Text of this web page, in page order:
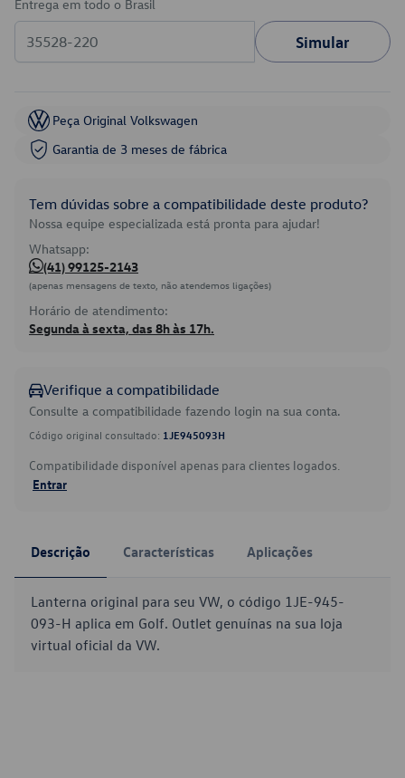
Entrega em todo o Brasil
Simular
Peça Original Volkswagen
Garantia de 3 meses de fábrica
Tem dúvidas sobre a compatibilidade deste produto?
Nossa equipe especializada está pronta para ajudar!
Whatsapp:
(41) 99125-2143
(apenas mensagens de texto, não atendemos ligações)
Horário de atendimento:
Segunda à sexta, das 8h às 17h.
Verifique a compatibilidade
Consulte a compatibilidade fazendo login na sua conta.
Código original consultado: 1JE945093H
Compatibilidade disponível apenas para clientes logados.
Entrar
Descrição Características Aplicações
Lanterna original para seu VW, o código 1JE-945-
093-H aplica em Golf. Outlet genuínas na sua loja
virtual oficial da VW.